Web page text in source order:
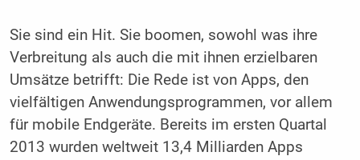
Sie sind ein Hit. Sie boomen, sowohl was ihre
Verbreitung als auch die mit ihnen erzielbaren
Umsätze betrifft: Die Rede ist von Apps, den
vielfältigen Anwendungsprogrammen, vor allem
für mobile Endgeräte. Bereits im ersten Quartal
2013 wurden weltweit 13,4 Milliarden Apps